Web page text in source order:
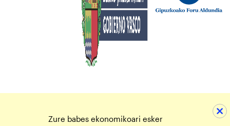
Zure babes ekonomikoari esker